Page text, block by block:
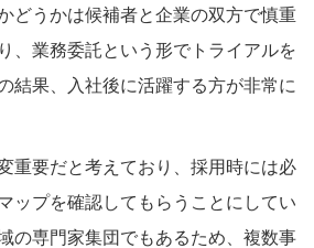
どうかは候補者と企業の双方で慎重
、業務委託という形でトライアルを
結果、入社後に活躍する方が非常に
重要だと考えており、採用時には必
ップを確認してもらうことにしてい
の専門家集団でもあるため、複数事